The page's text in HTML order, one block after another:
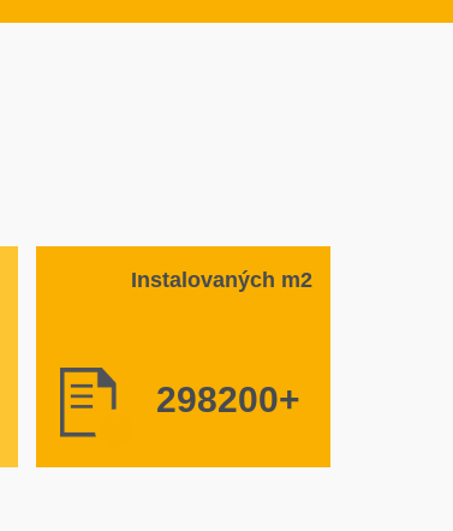
Instalovaných m2
300000+